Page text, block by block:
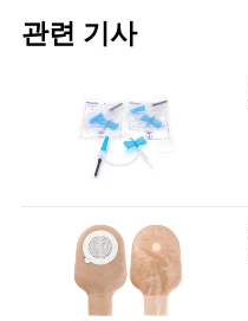
관련 기사